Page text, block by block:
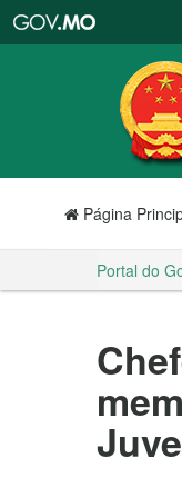
RAE
de
Macau
Página
Portal do